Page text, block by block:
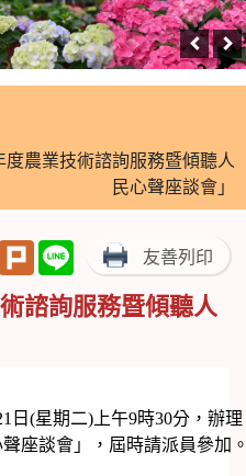
度農業技術諮詢服務暨傾聽人
民心聲座談會」
TwitterPlurk Line 友善列印
諮詢服務暨傾聽人
日(星期二)上午9時30分，辦
座談會」，屆時請派員參加